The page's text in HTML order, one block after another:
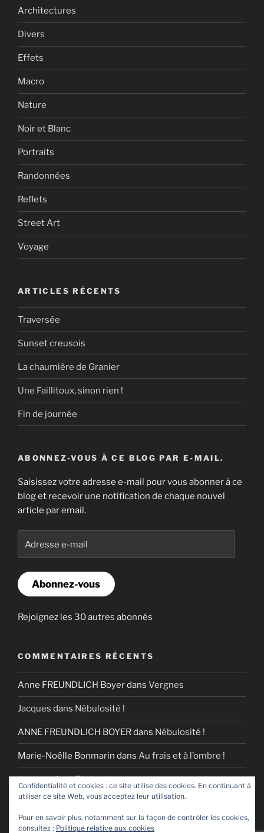
Architectures
Divers
Effets
Macro
Nature
Noir et Blanc
Portraits
Randonnées
Reflets
Street Art
Voyage
ARTICLES RÉCENTS
Traversée
Sunset creusois
La chaumière de Granier
Une Faillitoux, sinon rien !
Fin de journée
ABONNEZ-VOUS À CE BLOG PAR E-MAIL.
Saisissez votre adresse e-mail pour vous abonner à ce
blog et recevoir une notification de chaque nouvel
article par email.
Abonnez-vous
Rejoignez les 30 autres abonnés
COMMENTAIRES RÉCENTS
Anne FREUNDLICH Boyerdans Vergnes
Jacques dans Nébulosité !
ANNE FREUNDLICH BOYERdans Nébulosité !
Marie-Noëlle Bonmarin dans Au frais et à l’ombre !
JacquesdansZénitude
Confidentialité et cookies : ce site utilise des cookies. En continuant à
utiliser ce site Web, vous acceptez leur utilisation.
Pour en savoir plus, notamment sur la façon de contrôler les cookies,
consultez : Politique relative aux cookies